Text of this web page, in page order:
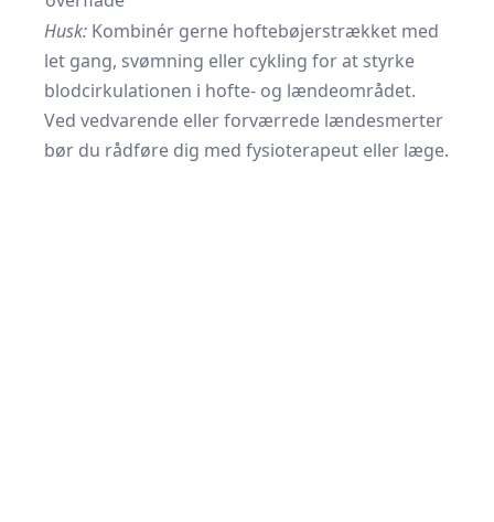
Husk: Kombinér gerne hoftebøjerstrækket med
let gang, svømning eller cykling for at styrke
blodcirkulationen i hofte- og lændeområdet.
Ved vedvarende eller forværrede lændesmerter
bør du rådføre dig med fysioterapeut eller læge.